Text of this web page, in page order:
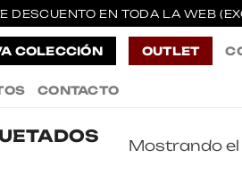
DESCUENTO EN TODA LA WEB
COLECCIÓN OUTLET
CONTACTO
Mostrando